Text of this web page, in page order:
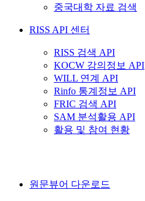
중국대학 자료 검색
RISS API 센터
RISS 검색 API
KOCW 강의정보 API
WILL 연계 API
Rinfo 통계정보 API
FRIC 검색 API
SAM 분석활용 API
활용 및 참여 현황
원문뷰어 다운로드